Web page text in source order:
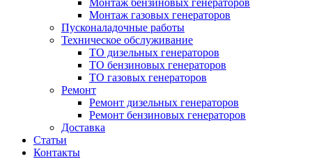
Монтаж бензиновых генераторов
Монтаж газовых генераторов
Пусконаладочные работы
Техническое обслуживание
ТО дизельных генераторов
ТО бензиновых генераторов
ТО газовых генераторов
Ремонт
Ремонт дизельных генераторов
Ремонт бензиновых генераторов
Доставка
Статьи
Контакты